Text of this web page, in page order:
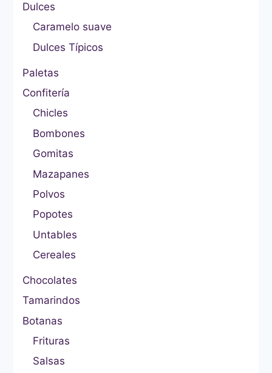
Dulces
Caramelo suave
Dulces Típicos
Paletas
Confitería
Chicles
Bombones
Gomitas
Mazapanes
Polvos
Popotes
Untables
Cereales
Chocolates
Tamarindos
Botanas
Frituras
Salsas